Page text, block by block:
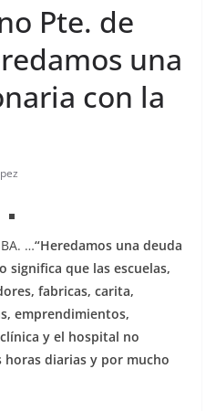
Pte. de
una
con la
…“Heredamos una deuda
significa que las escuelas,
fabricas, carita,
emprendimientos,
y el hospital no
diarias y por mucho